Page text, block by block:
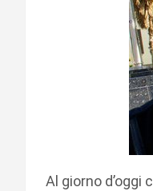
Al giorno